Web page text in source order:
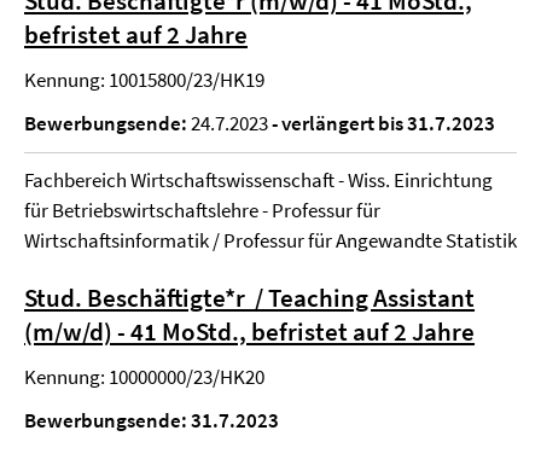
befristet auf 2 Jahre
Kennung: 10015800/23/HK19
Bewerbungsende:24.7.2023- verlängert bis 31.7.2023
Fachbereich Wirtschaftswissenschaft - Wiss. Einrichtung
für Betriebswirtschaftslehre - Professur für
Wirtschaftsinformatik / Professur für Angewandte Statistik
Stud. Beschäftigte*r / Teaching Assistant
(m/w/d) - 41 MoStd., befristet auf 2 Jahre
Kennung: 10000000/23/HK20
Bewerbungsende: 31.7.2023